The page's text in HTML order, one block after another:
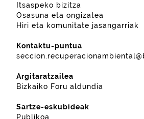
Itsaspeko bizitza
Osasuna eta ongizatea
Hiri eta komunitate jasangarriak
Kontaktu-puntua
Argitaratzailea
Bizkaiko Foru aldundia
Sartze-eskubideak
Publikoa